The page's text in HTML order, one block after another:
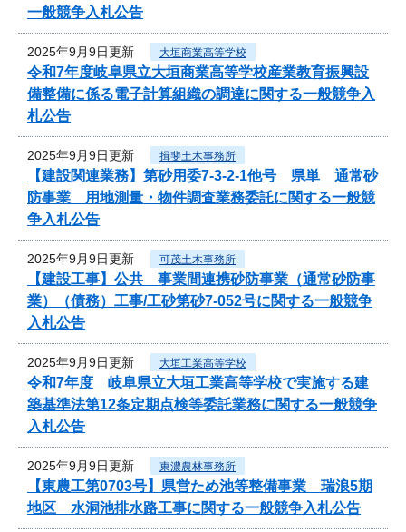
一般競争入札公告
2025年9月9日更新 大垣商業高等学校
令和7年度岐阜県立大垣商業高等学校産業教育振興設
備整備に係る電子計算組織の調達に関する一般競争入
札公告
2025年9月9日更新 揖斐土木事務所
【建設関連業務】第砂用委7-3-2-1他号 県単 通常砂
防事業 用地測量・物件調査業務委託に関する一般競
争入札公告
2025年9月9日更新 可茂土木事務所
【建設工事】公共 事業間連携砂防事業（通常砂防事
業）（債務）工事/工砂第砂7-052号に関する一般競争
入札公告
2025年9月9日更新 大垣工業高等学校
令和7年度 岐阜県立大垣工業高等学校で実施する建
築基準法第12条定期点検等委託業務に関する一般競争
入札公告
2025年9月9日更新 東濃農林事務所
【東農工第0703号】県営ため池等整備事業 瑞浪5期
地区 水洞池排水路工事に関する一般競争入札公告